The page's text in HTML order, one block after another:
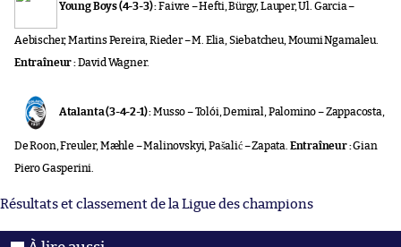
Young Boys (4-3-3) :Faivre – Hefti, Bürgy, Lauper, Ul. Garcia –
Aebischer, Martins Pereira, Rieder – M. Elia, Siebatcheu, Moumi Ngamaleu.
Entraîneur :David Wagner.
Atalanta (3-4-2-1) :Musso – Tolói, Demiral, Palomino – Zappacosta,
De Roon, Freuler, Mæhle – Malinovskyi, Pašalić – Zapata. Entraîneur :Gian
Piero Gasperini.
Résultats et classement de la Ligue des champions